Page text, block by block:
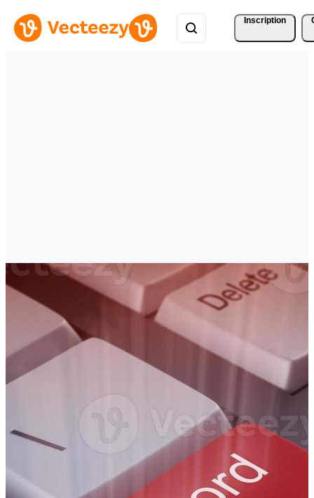
Inscription